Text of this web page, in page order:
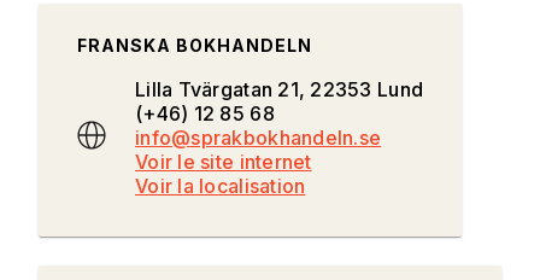
FRANSKA BOKHANDELN
Lilla Tvärgatan 21, 22353 Lund
(+46) 12 85 68
info@sprakbokhandeln.se
Voir le site internet
Voir la localisation